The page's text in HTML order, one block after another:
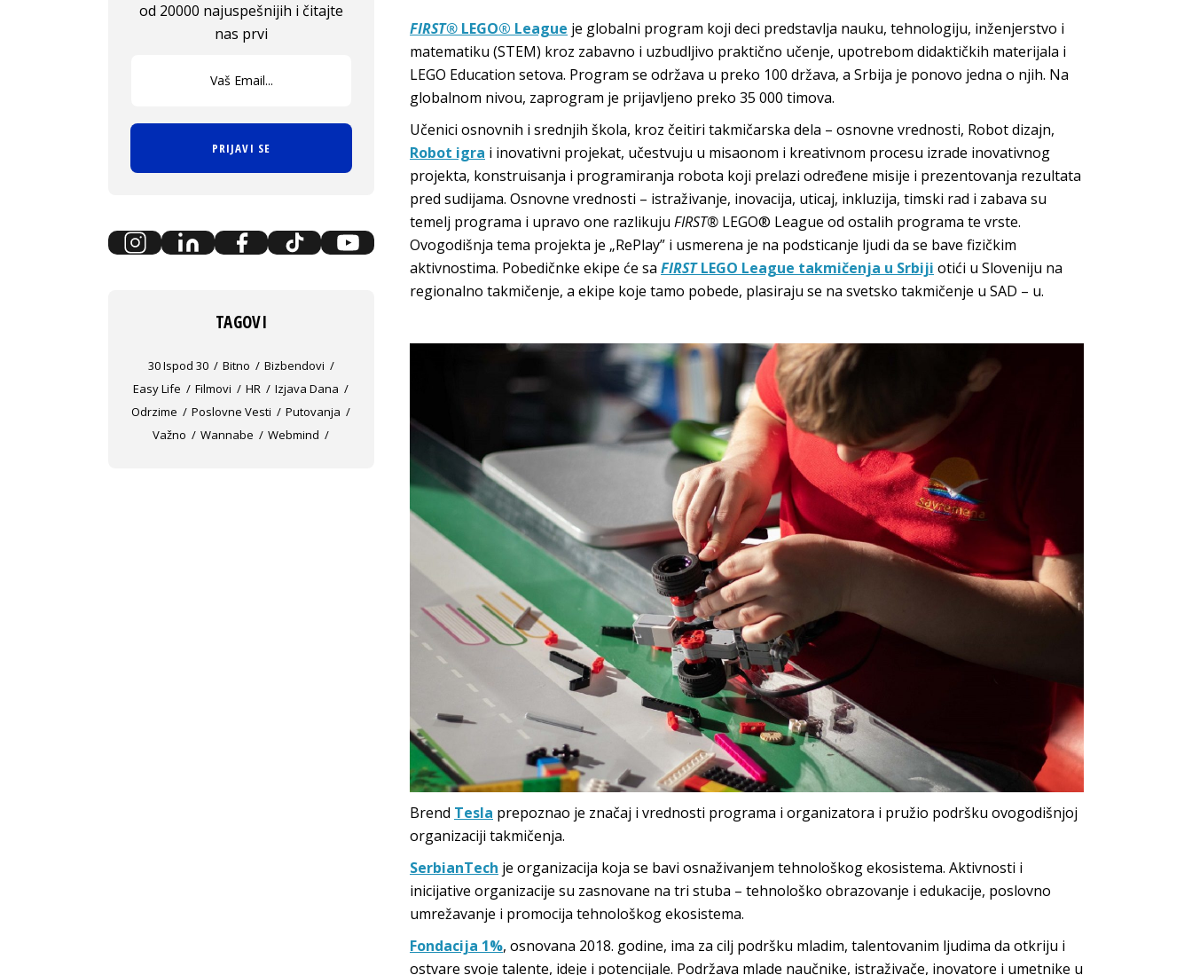
FIRST® LEGO® League je globalni program koji deci predstavlja nauku, tehnologiju, inženjerstvo i
matematiku (STEM) kroz zabavno i uzbudljivo praktično učenje, upotrebom didaktičkih materijala i
LEGO Education setova. Program se održava u preko 100 država, a Srbija je ponovo jedna o njih. Na
globalnom nivou, zaprogram je prijavljeno preko 35 000 timova.
Učenici osnovnih i srednjih škola, kroz čeitiri takmičarska dela – osnovne vrednosti, Robot dizajn,
Robot igra i inovativni projekat, učestvuju u misaonom i kreativnom procesu izrade inovativnog
projekta, konstruisanja i programiranja robota koji prelazi određene misije i prezentovanja rezultata
pred sudijama. Osnovne vrednosti – istraživanje, inovacija, uticaj, inkluzija, timski rad i zabava su
temelj programa i upravo one razlikuju FIRST® LEGO® League od ostalih programa te vrste.
Ovogodišnja tema projekta je „RePlay” i usmerena je na podsticanje ljudi da se bave fizičkim
aktivnostima. Pobedičnke ekipe će sa FIRSTLEGO League takmičenja u Srbiji otići u Sloveniju na
regionalno takmičenje, a ekipe koje tamo pobede, plasiraju se na svetsko takmičenje u SAD – u.
Brend Tesla prepoznao je značaj i vrednosti programa i organizatora i pružio podršku ovogodišnjoj
organizaciji takmičenja.
SerbianTech je organizacija koja se bavi osnaživanjem tehnološkog ekosistema. Aktivnosti i
inicijative organizacije su zasnovane na tri stuba – tehnološko obrazovanje i edukacije, poslovno
umrežavanje i promocija tehnološkog ekosistema.
Fondacija 1%, osnovana 2018. godine, ima za cilj podršku mladim, talentovanim ljudima da otkriju i
ostvare svoje talente, ideje i potencijale. Podržava mlade naučnike, istraživače, inovatore i umetnike u
od 20000 najuspešnijih i čitajte
nas prvi
PRIJAVI SE
TAGOVI
30 Ispod 30 Bitno
Bizbendovi
Easy Life
Filmovi HR
Izjava Dana
Odrzime
Poslovne Vesti
Putovanja
Važno
Wannabe Webmind